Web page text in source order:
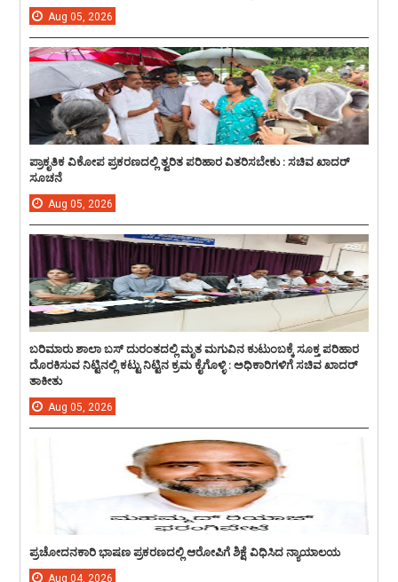
Aug 05, 2026
ಪ್ರಾಕೃತಿಕ ವಿಕೋಪ ಪ್ರಕರಣದಲ್ಲಿ ತ್ವರಿತ ಪರಿಹಾರ ವಿತರಿಸಬೇಕು : ಸಚಿವ ಖಾದರ್
ಸೂಚನೆ
Aug 05, 2026
ಬರಿಮಾರು ಶಾಲಾ ಬಸ್ ದುರಂತದಲ್ಲಿ ಮೃತ ಮಗುವಿನ ಕುಟುಂಬಕ್ಕೆ ಸೂಕ್ತ ಪರಿಹಾರ
ದೊರಕಿಸುವ ನಿಟ್ಟಿನಲ್ಲಿ ಕಟ್ಟು ನಿಟ್ಟಿನ ಕ್ರಮ ಕೈಗೊಳ್ಳಿ : ಅಧಿಕಾರಿಗಳಿಗೆ ಸಚಿವ ಖಾದರ್
ತಾಕೀತು
Aug 05, 2026
ಪ್ರಚೋದನಕಾರಿ ಭಾಷಣ ಪ್ರಕರಣದಲ್ಲಿ ಆರೋಪಿಗೆ ಶಿಕ್ಷೆ ವಿಧಿಸಿದ ನ್ಯಾಯಾಲಯ
Aug 04, 2026